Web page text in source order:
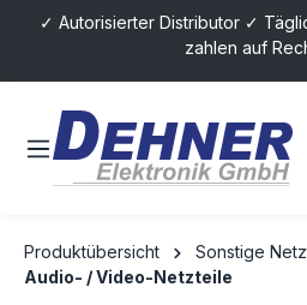
springen
✓ Autorisierter Distributor ✓
zahlen auf
Produktübersicht
Sonstige
Audio- / Video-Netzteile